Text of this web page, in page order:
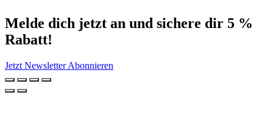
Melde dich jetzt an und sichere dir 5 %
Rabatt!
Jetzt Newsletter Abonnieren